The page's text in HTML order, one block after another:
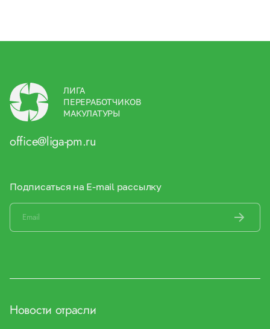
ЛИГА
ПЕРЕРАБОТЧИКОВ
МАКУЛАТУРЫ
office@liga-pm.ru
Подписаться на E-mail рассылку
Новости отрасли